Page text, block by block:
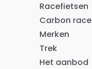
Racefietsen
Carbon
Merken
Trek
Het aanbod